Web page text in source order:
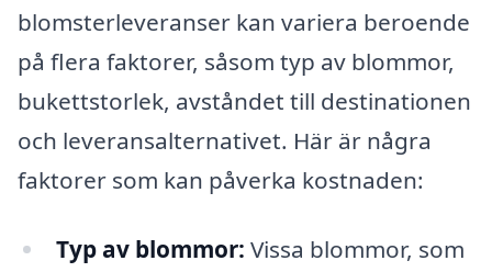
blomsterleveranser kan variera beroende
på flera faktorer, såsom typ av blommor,
bukettstorlek, avståndet till destinationen
och leveransalternativet. Här är några
faktorer som kan påverka kostnaden:
Typ av blommor: Vissa blommor, som